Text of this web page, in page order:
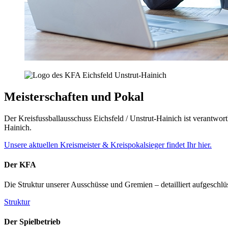
Meisterschaften und Pokal
Der Kreisfussballausschuss Eichsfeld / Unstrut-Hainich ist
Hainich.
Unsere aktuellen Kreismeister & Kreispokalsieger findet Ihr hier.
Der KFA
Die Struktur unserer Ausschüsse und Gremien – detailliert
Struktur
Der Spielbetrieb